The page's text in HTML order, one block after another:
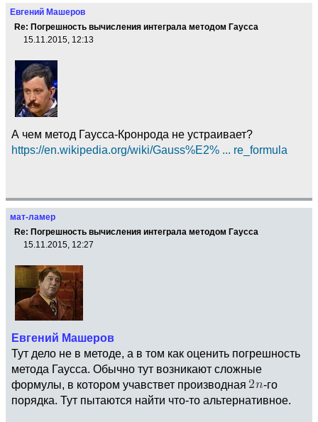
Евгений Машеров
Re: Погрешность вычисления интеграла методом Гаусса
15.11.2015, 12:13
А чем метод Гаусса-Кронрода не устраивает?
https://en.wikipedia.org/wiki/Gauss%E2% ... re_formula
мат-ламер
Re: Погрешность вычисления интеграла методом Гаусса
15.11.2015, 12:27
Евгений Машеров
Тут дело не в методе, а в том как оценить погрешность
метода Гаусса. Обычно тут возникают сложные
формулы, в котором учавствет производная
-го
порядка. Тут пытаются найти что-то альтернативное.